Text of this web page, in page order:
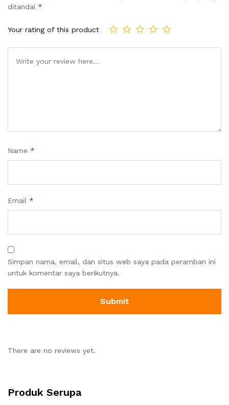
ditandai *
Your rating of this product
Name *
Email *
Simpan nama, email, dan situs web saya pada peramban ini
untuk komentar saya berikutnya.
There are no reviews yet.
Produk Serupa